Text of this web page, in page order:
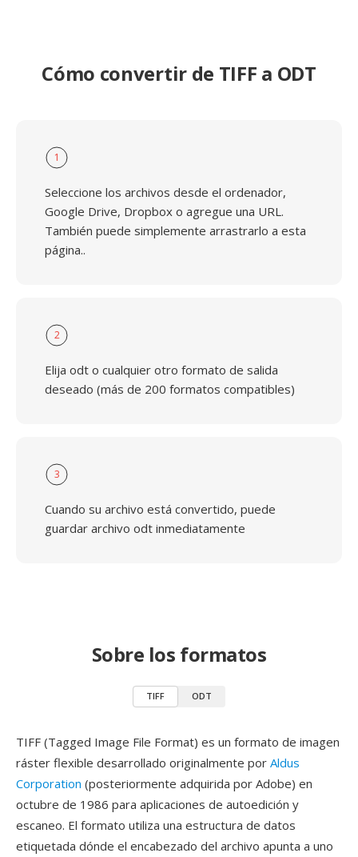
Cómo convertir de TIFF a ODT
1
Seleccione los archivos desde el ordenador,
Google Drive, Dropbox o agregue una URL.
También puede simplemente arrastrarlo a esta
página..
2
Elija odt o cualquier otro formato de salida
deseado (más de 200 formatos compatibles)
3
Cuando su archivo está convertido, puede
guardar archivo odt inmediatamente
Sobre los formatos
TIFF ODT
TIFF (Tagged Image File Format) es un formato de imagen
ráster flexible desarrollado originalmente por Aldus
Corporation (posteriormente adquirida por Adobe) en
octubre de 1986 para aplicaciones de autoedición y
escaneo. El formato utiliza una estructura de datos
etiquetada dónde el encabezado del archivo apunta a uno